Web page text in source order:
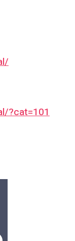
?cat=101